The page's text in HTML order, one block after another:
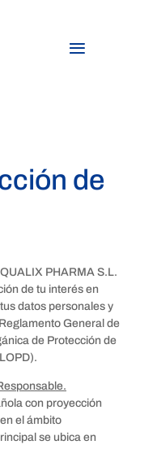
de
PHARMA S.L.
de tu interés en
datos personales y
General de
de Protección de
con proyección
el ámbito
se ubica en